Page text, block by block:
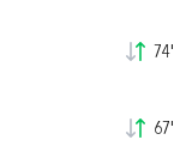
74'
67'